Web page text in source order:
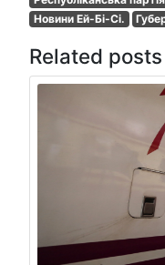
Новини Ей-Бі-Сі.
Related posts